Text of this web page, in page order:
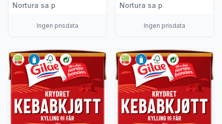
Nortura sa p
Ingen prisdata
Nortura sa p
Ingen prisdata
Vis flere detaljer for produktet "Kebabkjøtt 390g Gilde"
Vis flere detaljer for